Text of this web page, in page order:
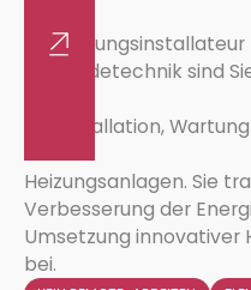
Als
Gebäudetechnik sind
die Installation,
von
Heizungsanlagen. Sie
Verbesserung der
Umsetzung innovativer
bei.